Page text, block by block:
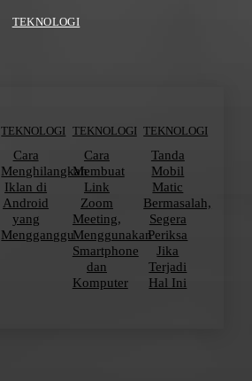
TEKNOLOGI
TEKNOLOGI
Cara
Menghilangkan
Iklan di
Android
yang
Mengganggu
TEKNOLOGI
Cara
Membuat
Link
Zoom
Meeting,
Menggunakan
Smartphone
dan
Komputer
TEKNOLOGI
Tanda
Mobil
Matic
Bermasalah,
Segera
Periksa
Jika
Terjadi
Hal Ini